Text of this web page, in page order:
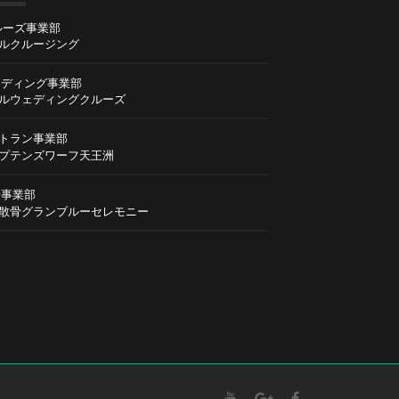
ズ事業部
ルージング
ィング事業部
ェディングクルーズ
ラン事業部
ンズワーフ天王洲
業部
グランブルーセレモニー